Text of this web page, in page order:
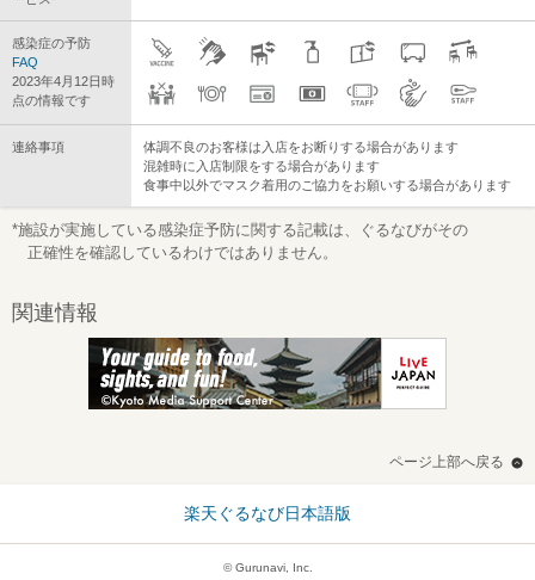
感染症の予防
FAQ
2023年4月12日時
点の情報です
連絡事項
体調不良のお客様は入店をお断りする場合があります
混雑時に入店制限をする場合があります
食事中以外でマスク着用のご協力をお願いする場合があります
*施設が実施している感染症予防に関する記載は、ぐるなびがその
正確性を確認しているわけではありません。
関連情報
ページ上部へ戻る
楽天ぐるなび日本語版
© Gurunavi, Inc.